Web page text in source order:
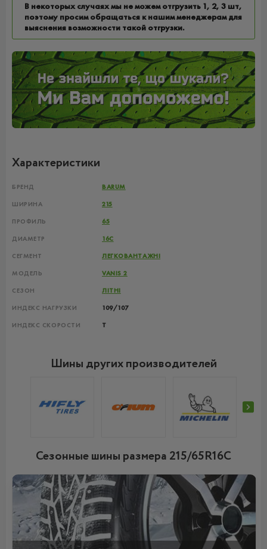
В некоторых случаях мы не можем отгрузить 1, 2, 3 шт,
поэтому просим обращаться к нашим менеджерам для
выяснения возможности такой отгрузки.
Характеристики
БРЕНД BARUM
ШИРИНА 215
ПРОФИЛЬ 65
ДИАМЕТР 16C
СЕГМЕНТ ЛЕГКОВАНТАЖНІ
МОДЕЛЬ VANIS 2
СЕЗОН ЛІТНІ
ИНДЕКС НАГРУЗКИ 109/107
ИНДЕКС СКОРОСТИ T
Шины других производителей
Сезонные шины размера 215/65R16C